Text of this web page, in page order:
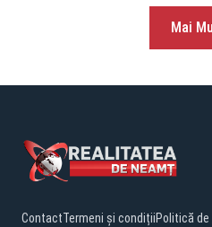
Mai
ContactTermeni și condițiiPolitică